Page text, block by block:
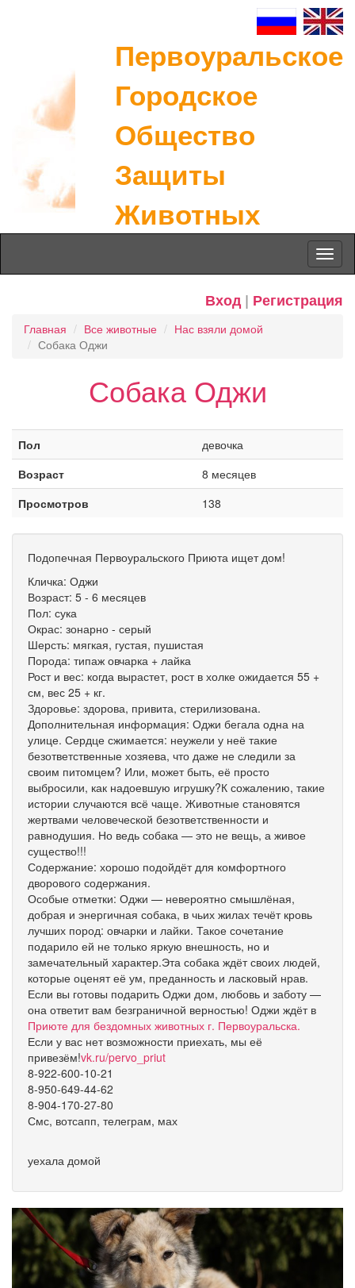
Первоуральское
Городское
Общество
Защиты
Животных
Вход | Регистрация
Главная Все животные
Нас взяли домой
Собака Оджи
Собака Оджи
Пол
девочка
Возраст
8 месяцев
Просмотров
138
Подопечная Первоуральского Приюта ищет дом!
Кличка: Оджи
Возраст: 5 - 6 месяцев
Пол: сука
Окрас: зонарно - серый
Шерсть: мягкая, густая, пушистая
Порода: типаж овчарка + лайка
Рост и вес: когда вырастет, рост в холке ожидается 55 +
см, вес 25 + кг.
Здоровье: здорова, привита, стерилизована.
Дополнительная информация: Оджи бегала одна на
улице. Сердце сжимается: неужели у неё такие
безответственные хозяева, что даже не следили за
своим питомцем? Или, может быть, её просто
выбросили, как надоевшую игрушку?К сожалению, такие
истории случаются всё чаще. Животные становятся
жертвами человеческой безответственности и
равнодушия. Но ведь собака — это не вещь, а живое
существо!!!
Содержание: хорошо подойдёт для комфортного
дворового содержания.
Особые отметки: Оджи — невероятно смышлёная,
добрая и энергичная собака, в чьих жилах течёт кровь
лучших пород: овчарки и лайки. Такое сочетание
подарило ей не только яркую внешность, но и
замечательный характер.Эта собака ждёт своих людей,
которые оценят её ум, преданность и ласковый нрав.
Если вы готовы подарить Оджи дом, любовь и заботу —
она ответит вам безграничной верностью! Оджи ждёт в
Приюте для бездомных животных г. Первоуральска.
Если у вас нет возможности приехать, мы её
привезём!vk.ru/pervo_priut
8-922-600-10-21
8-950-649-44-62
8-904-170-27-80
Смс, вотсапп, телеграм, мах
уехала домой